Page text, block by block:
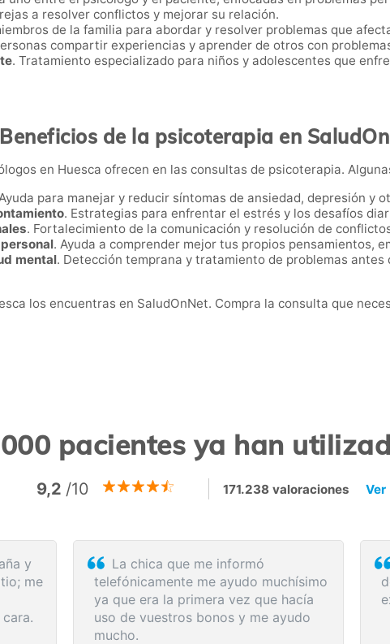
a resolver conflictos y mejorar su relación.
de la familia para abordar y resolver problemas que
compartir experiencias y aprender de otros con
. Tratamiento especializado para niños y adolescentes que
Beneficios de la psicoterapia en
en Huesca ofrecen en las consultas de psicoterapia.
para manejar y reducir síntomas de ansiedad, depresión y
. Estrategias para enfrentar el estrés y los desafíos
. Fortalecimiento de la comunicación y resolución de
. Ayuda a comprender mejor tus propios pensamientos,
mental. Detección temprana y tratamiento de problemas
los encuentras en SaludOnNet. Compra la consulta que
pacientes ya han
9,2 /10 171.238 valoraciones Ver
ayuda:
las
me
Rapidez y eficacia en la compra de
los servicios médicos. Lo recomiendo.